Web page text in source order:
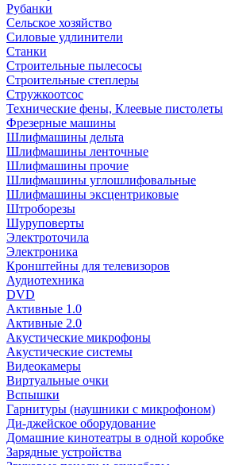
Рубанки
Сельское хозяйство
Силовые удлинители
Станки
Строительные пылесосы
Строительные степлеры
Стружкоотсос
Технические фены, Клеевые пистолеты
Фрезерные машины
Шлифмашины дельта
Шлифмашины ленточные
Шлифмашины прочие
Шлифмашины углошлифовальные
Шлифмашины эксцентриковые
Штроборезы
Шуруповерты
Электроточила
Электроника
Кронштейны для телевизоров
Аудиотехника
DVD
Активные 1.0
Активные 2.0
Акустические микрофоны
Акустические системы
Видеокамеры
Виртуальные очки
Вспышки
Гарнитуры (наушники с микрофоном)
Ди-джейское оборудование
Домашние кинотеатры в одной коробке
Зарядные устройства